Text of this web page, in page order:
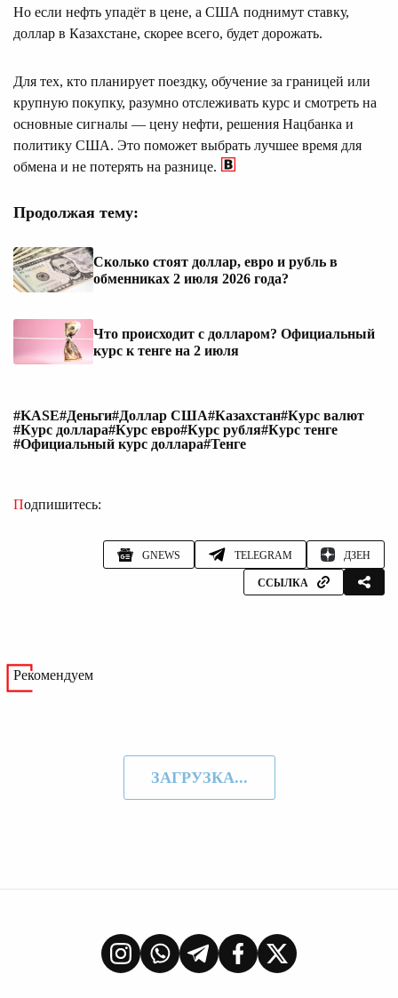
Но если нефть упадёт в цене, а США поднимут ставку,
доллар в Казахстане, скорее всего, будет дорожать.
Для тех, кто планирует поездку, обучение за границей или
крупную покупку, разумно отслеживать курс и смотреть на
основные сигналы — цену нефти, решения Нацбанка и
политику США. Это поможет выбрать лучшее время для
обмена и не потерять на разнице.
Продолжая тему:
Сколько стоят доллар, евро и рубль в
обменниках 2 июля 2026 года?
Что происходит с долларом? Официальный
курс к тенге на 2 июля
#KASE#Деньги#Доллар США#Казахстан#Курс валют
#Курс доллара#Курс евро#Курс рубля#Курс тенге
#Официальный курс доллара#Тенге
Подпишитесь:
GNEWS TELEGRAM ДЗЕН
ССЫЛКА
Рекомендуем
ЗАГРУЗКА...